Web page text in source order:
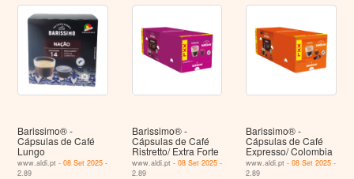
Barissimo® -
Cápsulas de Café
Lungo
www.aldi.pt -08 Set 2025 -
2.89
Barissimo® -
Cápsulas de Café
Ristretto/ Extra Forte
www.aldi.pt - 08 Set 2025-
2.89
Barissimo® -
Cápsulas de Café
Expresso/ Colombia
www.aldi.pt -08 Set 2025 -
2.89